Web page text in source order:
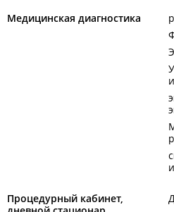
Медицинская диагностика
Процедурный кабинет,